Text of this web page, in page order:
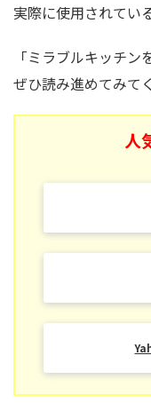
実際に使用されてい
「ミラブルキッチン
ぜひ読み進めてみて
人